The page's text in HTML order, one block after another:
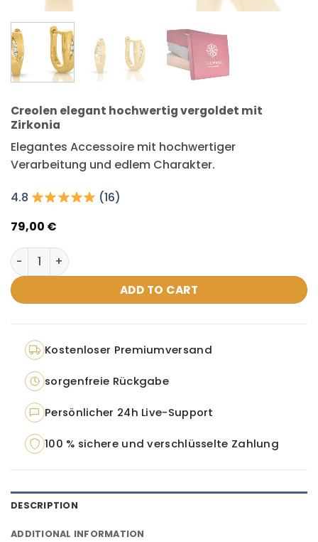
Creolen elegant hochwertig vergoldet mit
Zirkonia
Elegantes Accessoire mit hochwertiger
Verarbeitung und edlem Charakter.
4.8
(16)
79,00 €
Creolen elegant hochwertig vergoldet mit Zirkonia
ADD TO CART
Kostenloser Premiumversand
sorgenfreie Rückgabe
Persönlicher 24h Live-Support
100 % sichere und verschlüsselte Zahlung
DESCRIPTION
ADDITIONAL INFORMATION